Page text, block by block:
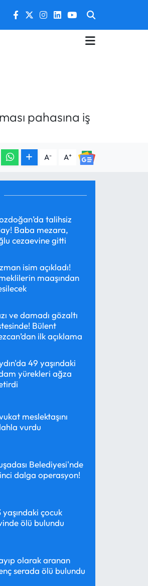
pahasına iş
A- A+
talihsiz
Baba mezara,
cezaevine gitti
isim açıkladı!
maaşından
ve damadı gözaltı
Bülent
ilk açıklama
49 yaşındaki
yürekleri ağza
meslektaşını
vurdu
Belediyesi'nde
dalga operasyon!
yaşındaki çocuk
ölü bulundu
olarak aranan
serada ölü bulundu